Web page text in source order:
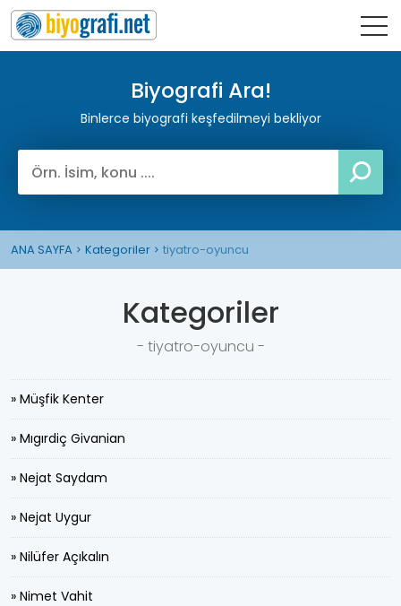
Biyografi Ara!
Binlerce biyografi keşfedilmeyi bekliyor
ANA SAYFA Kategoriler tiyatro-oyuncu
Kategoriler
- tiyatro-oyuncu -
» Müşfik Kenter
» Mıgırdiç Givanian
» Nejat Saydam
» Nejat Uygur
» Nilüfer Açıkalın
» Nimet Vahit